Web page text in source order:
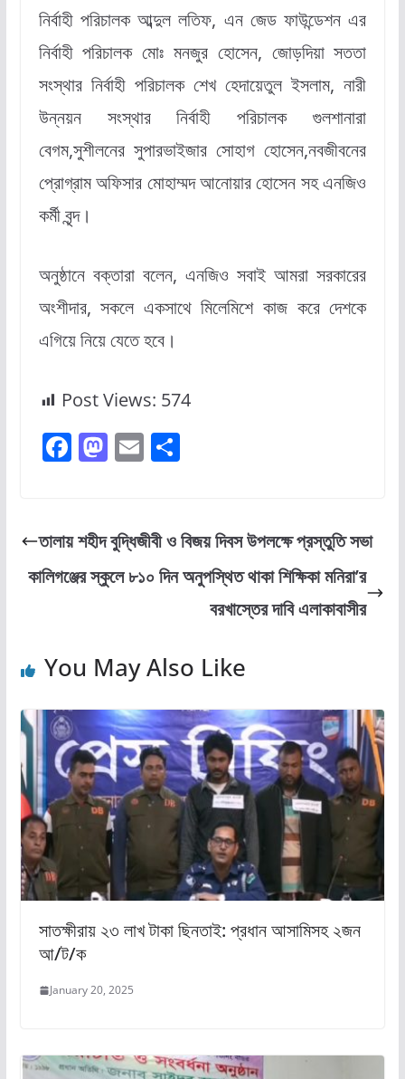
নির্বাহী পরিচালক আব্দুল লতিফ, এন জেড ফাউন্ডেশন এর
নির্বাহী পরিচালক মোঃ মনজুর হোসেন, জোড়দিয়া সততা
সংস্থার নির্বাহী পরিচালক শেখ হেদায়েতুল ইসলাম, নারী
উন্নয়ন সংস্থার নির্বাহী পরিচালক গুলশানারা
বেগম,সুশীলনের সুপারভাইজার সোহাগ হোসেন,নবজীবনের
প্রোগ্রাম অফিসার মোহাম্মদ আনোয়ার হোসেন সহ এনজিও
কর্মী বৃন্দ।
অনুষ্ঠানে বক্তারা বলেন, এনজিও সবাই আমরা সরকারের
অংশীদার, সকলে একসাথে মিলেমিশে কাজ করে দেশকে
এগিয়ে নিয়ে যেতে হবে।
Post Views: 574
F
e
b
o
M
o
d
o
E
l
S
e
তালায় শহীদ বুদ্ধিজীবী ও বিজয় দিবস উপলক্ষে প্রস্তুতি সভা
কালিগঞ্জের স্কুলে ৮১০ দিন অনুপস্থিত থাকা শিক্ষিকা মনিরা’র
বরখাস্তের দাবি এলাকাবাসীর
You May Also Like
সাতক্ষীরায় ২৩ লাখ টাকা ছিনতাই: প্রধান আসামিসহ ২জন
আ/ট/ক
January 20, 2025